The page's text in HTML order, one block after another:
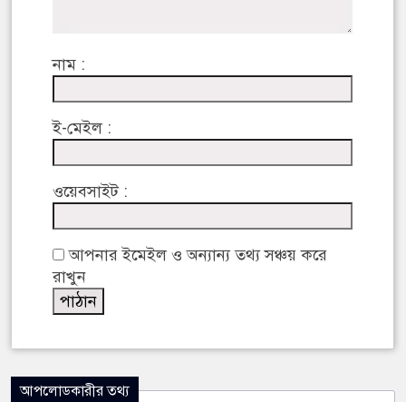
নাম :
ই-মেইল :
ওয়েবসাইট :
আপনার ইমেইল ও অন্যান্য তথ্য সঞ্চয় করে
রাখুন
আপলোডকারীর তথ্য